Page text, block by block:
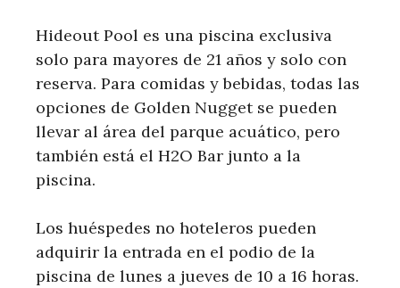
Hideout Pool es una piscina exclusiva
solo para mayores de 21 años y solo con
reserva. Para comidas y bebidas, todas las
opciones de Golden Nugget se pueden
llevar al área del parque acuático, pero
también está el H2O Bar junto a la
piscina.
Los huéspedes no hoteleros pueden
adquirir la entrada en el podio de la
piscina de lunes a jueves de 10 a 16 horas.